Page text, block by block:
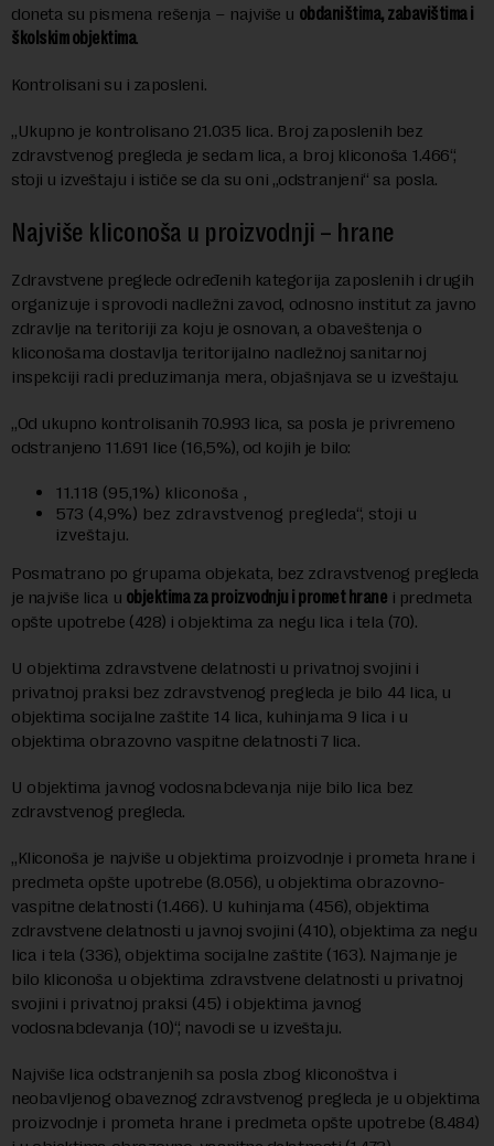
doneta su pismena rešenja – najviše u obdaništima, zabavištima i
školskim objektima.
Kontrolisani su i zaposleni.
„Ukupno je kontrolisano 21.035 lica. Broj zaposlenih bez
zdravstvenog pregleda je sedam lica, a broj kliconoša 1.466“,
stoji u izveštaju i ističe se da su oni „odstranjeni“ sa posla.
Najviše kliconoša u proizvodnji – hrane
Zdravstvene preglede određenih kategorija zaposlenih i drugih
organizuje i sprovodi nadležni zavod, odnosno institut za javno
zdravlje na teritoriji za koju je osnovan, a obaveštenja o
kliconošama dostavlja teritorijalno nadležnoj sanitarnoj
inspekciji radi preduzimanja mera, objašnjava se u izveštaju.
„Od ukupno kontrolisanih 70.993 lica, sa posla je privremeno
odstranjeno 11.691 lice (16,5%), od kojih je bilo:
11.118 (95,1%) kliconoša ,
573 (4,9%) bez zdravstvenog pregleda“, stoji u
izveštaju.
Posmatrano po grupama objekata, bez zdravstvenog pregleda
je najviše lica u objektima za proizvodnju i promet hrane i predmeta
opšte upotrebe (428) i objektima za negu lica i tela (70).
U objektima zdravstvene delatnosti u privatnoj svojini i
privatnoj praksi bez zdravstvenog pregleda je bilo 44 lica, u
objektima socijalne zaštite 14 lica, kuhinjama 9 lica i u
objektima obrazovno vaspitne delatnosti 7 lica.
U objektima javnog vodosnabdevanja nije bilo lica bez
zdravstvenog pregleda.
„Kliconoša je najviše u objektima proizvodnje i prometa hrane i
predmeta opšte upotrebe (8.056), u objektima obrazovno-
vaspitne delatnosti (1.466). U kuhinjama (456), objektima
zdravstvene delatnosti u javnoj svojini (410), objektima za negu
lica i tela (336), objektima socijalne zaštite (163). Najmanje je
bilo kliconoša u objektima zdravstvene delatnosti u privatnoj
svojini i privatnoj praksi (45) i objektima javnog
vodosnabdevanja (10)“, navodi se u izveštaju.
Najviše lica odstranjenih sa posla zbog kliconoštva i
neobavljenog obaveznog zdravstvenog pregleda je u objektima
proizvodnje i prometa hrane i predmeta opšte upotrebe (8.484)